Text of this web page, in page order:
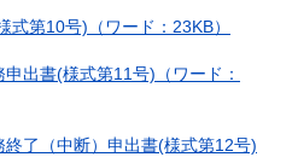
式第10号)（ワード：23KB）
出書(様式第11号)（ワード：
終了（中断）申出書(様式第12号)